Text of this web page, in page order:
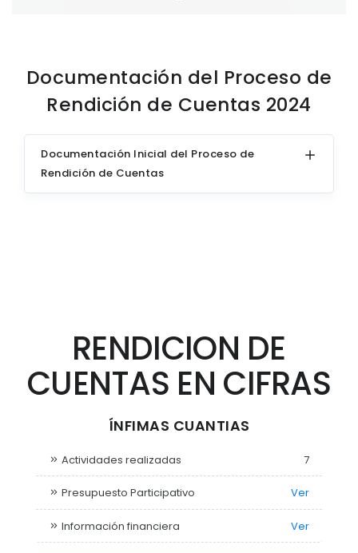
Documentación del Proceso de
Rendición de Cuentas 2024
Documentación Inicial del Proceso de
Rendición de Cuentas
RENDICION DE
CUENTAS EN CIFRAS
ÍNFIMAS CUANTIAS
Actividades realizadas 7
Presupuesto Participativo Ver
Información financiera Ver